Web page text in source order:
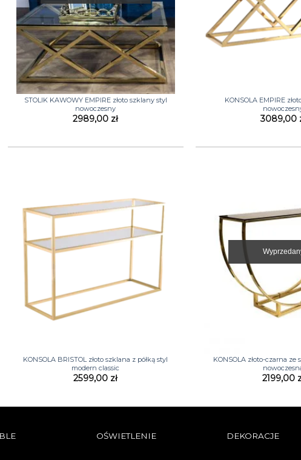
+
STOLIK KAWOWY EMPIRE złoto szklany styl
nowoczesny
2989,00 zł
KONSOLA EMPIRE
3089,00
KONSOLA BRISTOL złoto szklana z półką styl
modern classic
2599,00 zł
KONSOLA złoto-czarna
2199,00
OŚWIETLENIE DEKORACJE